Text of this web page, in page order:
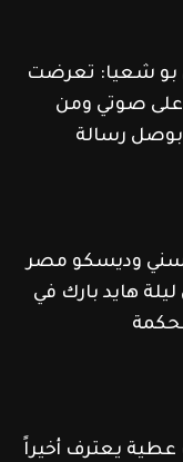
بو شعيا: تعرضت
على صوتي ومن
رسالة
وديسكو مصر
ليلة هايد بارك في
يعترف أخيراً